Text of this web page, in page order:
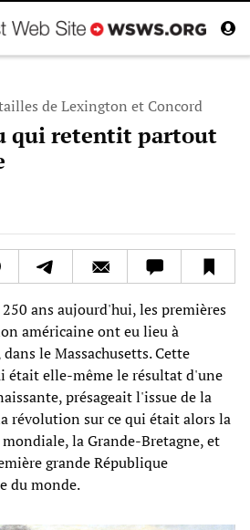
de Lexington et Concord
qui retentit partout
ans aujourd'hui, les premières
américaine ont eu lieu à
le Massachusetts. Cette
était elle-même le résultat d'une
présageait l'issue de la
révolution sur ce qui était alors la
la Grande-Bretagne, et
grande République
du monde.